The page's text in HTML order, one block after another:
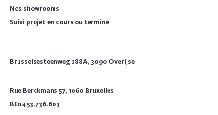
Nos showrooms
Suivi projet en cours ou terminé
Brusselsesteenweg 288A, 3090 Overijse
Rue Berckmans 57, 1060 Bruxelles
BE0453.736.603